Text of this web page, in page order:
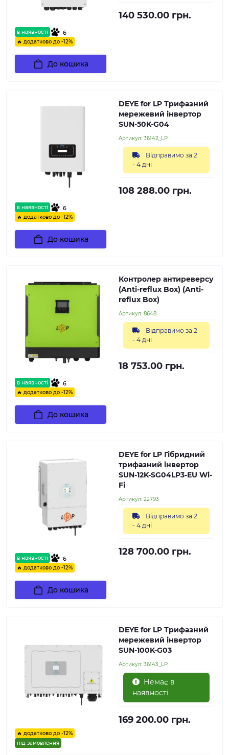
в наявності 6
🔥 додатково до -12%
140 530.00 грн.
До кошика
в наявності 6
🔥 додатково до -12%
DEYE for LP Трифазний
мережевий інвертор
SUN-50K-G04
Артикул: 36142_LP
Відправимо за 2
- 4 дні
108 288.00 грн.
До кошика
в наявності 6
🔥 додатково до -12%
Контролер антиреверсу
(Anti-reflux Box) (Anti-
reflux Box)
Артикул: 8648
Відправимо за 2
- 4 дні
18 753.00 грн.
До кошика
в наявності 6
🔥 додатково до -12%
DEYE for LP Гібридний
трифазний інвертор
SUN-12K-SG04LP3-EU Wi-
Fi
Артикул: 22793
Відправимо за 2
- 4 дні
128 700.00 грн.
До кошика
🔥 додатково до -12%
під замовлення
DEYE for LP Трифазний
мережевий інвертор
SUN-100K-G03
Артикул: 36143_LP
Немає в
наявності
169 200.00 грн.